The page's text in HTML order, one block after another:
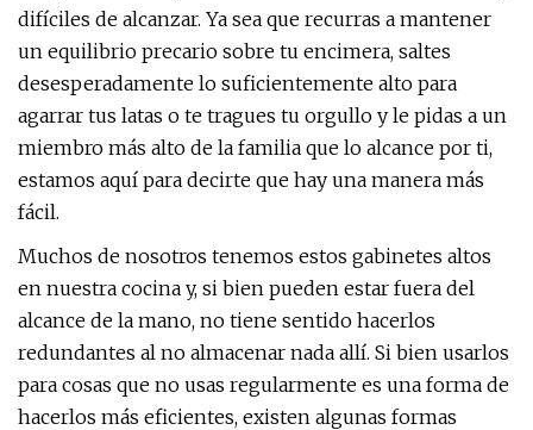
difíciles de alcanzar. Ya sea que recurras a mantener
un equilibrio precario sobre tu encimera, saltes
desesperadamente lo suficientemente alto para
agarrar tus latas o te tragues tu orgullo y le pidas a un
miembro más alto de la familia que lo alcance por ti,
estamos aquí para decirte que hay una manera más
fácil.
Muchos de nosotros tenemos estos gabinetes altos
en nuestra cocina y, si bien pueden estar fuera del
alcance de la mano, no tiene sentido hacerlos
redundantes al no almacenar nada allí. Si bien usarlos
para cosas que no usas regularmente es una forma de
hacerlos más eficientes, existen algunas formas